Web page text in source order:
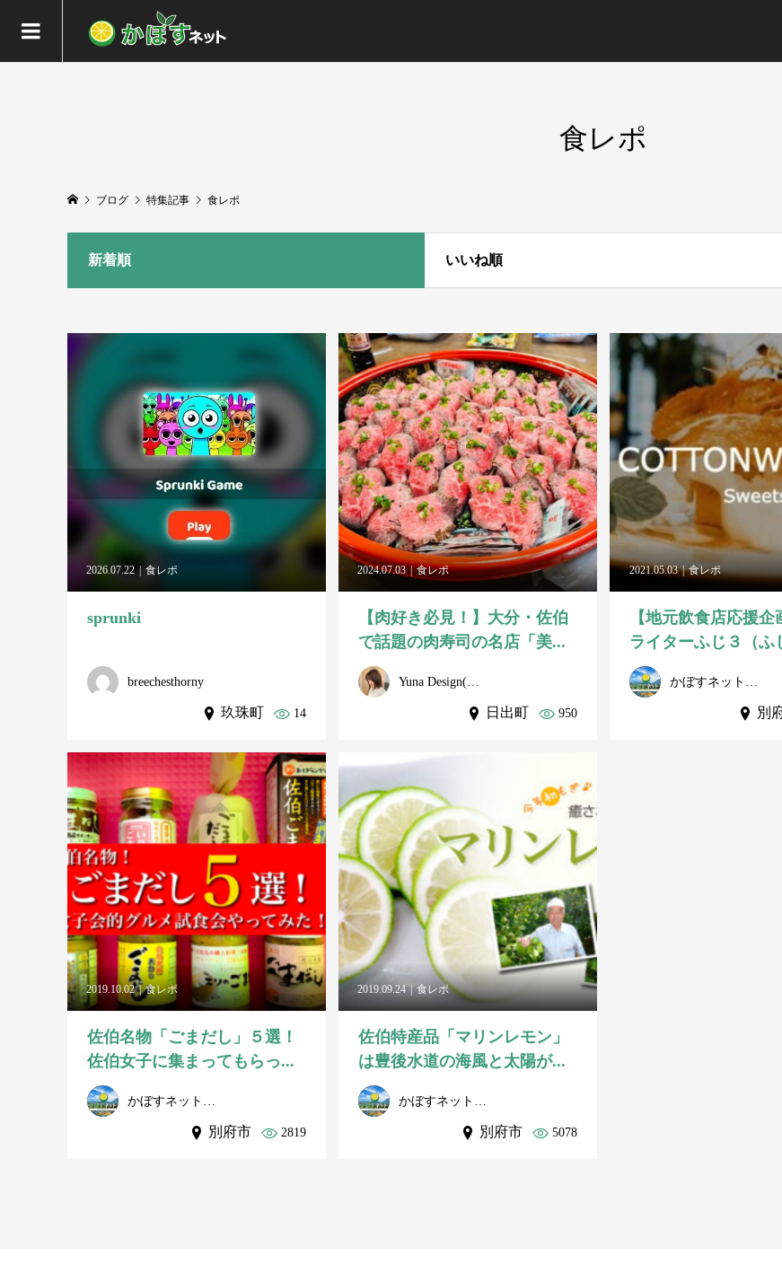
食レポ
ブログ 特集記事 食レポ
新着順 いいね順
2026.07.22 食レポ
sprunki
breechesthorny
玖珠町 14
2024.07.03 食レポ
【肉好き必見！】大分・佐伯
で話題の肉寿司の名店「美...
Yuna Design(ユナデザイン)
日出町 950
2021.05.03 食レポ
【地元飲食店応援企
ライターふじ３（ふ
かぼすネット事務局
別
2019.10.02 食レポ
佐伯名物「ごまだし」５選！
佐伯女子に集まってもらっ...
かぼすネット事務局
別府市 2819
2019.09.24 食レポ
佐伯特産品「マリンレモン」
は豊後水道の海風と太陽が...
かぼすネット事務局
別府市 5078